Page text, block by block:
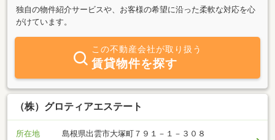
独自の物件紹介サービスや、お客様の希望に沿った柔軟な対応を心
がけています。
この不動産会社が取り扱う
賃貸物件を探す
（株）グロティアエステート
所在地
島根県出雲市大塚町７９１－１－３０８